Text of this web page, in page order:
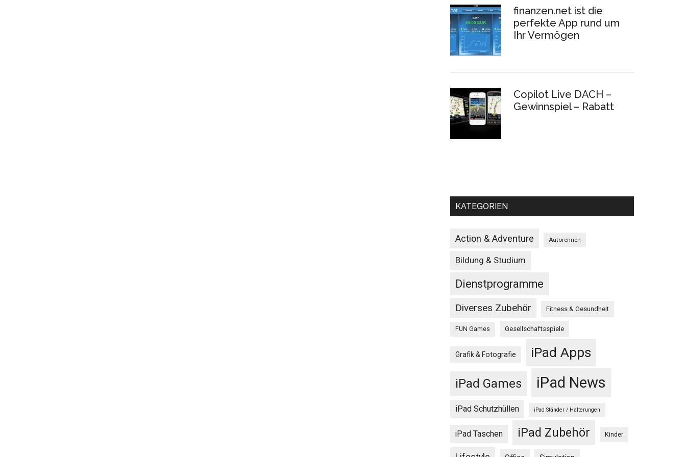
finanzen.net ist die
perfekte App rund um
Ihr Vermögen
Copilot Live DACH –
Gewinnspiel – Rabatt
KATEGORIEN
Action & Adventure Autorennen
Bildung & Studium
Dienstprogramme
Diverses Zubehör Fitness & Gesundheit
FUN Games Gesellschaftsspiele
Grafik & Fotografie iPad Apps
iPad Games iPad News
iPad Schutzhüllen iPad Ständer / Halterungen
iPad Taschen iPad Zubehör Kinder